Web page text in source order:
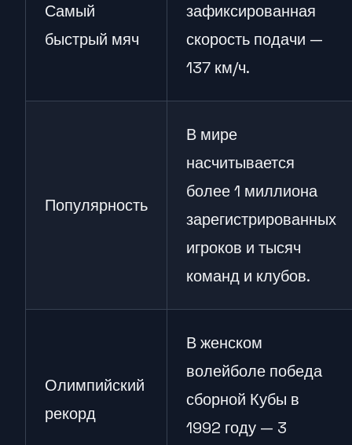
Самый
быстрый мяч
зафиксированная
скорость подачи —
137 км/ч.
Популярность
В мире
насчитывается
более 1 миллиона
зарегистрированных
игроков и тысяч
команд и клубов.
Олимпийский
рекорд
В женском
волейболе победа
сборной Кубы в
1992 году — 3